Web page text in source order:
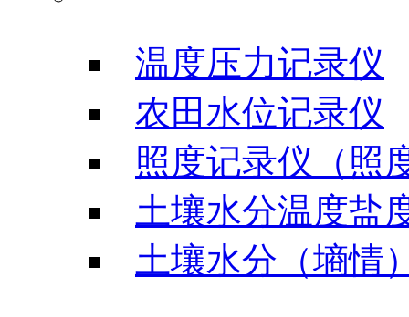
温度压力记录仪
农田水位记录仪
照度记录仪（照
土壤水分温度盐
土壤水分（墒情